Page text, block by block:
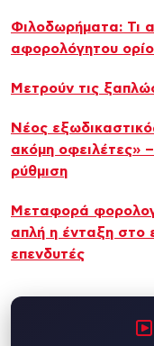
Φιλοδωρήματα: Τι
αφορολόγητου
Μετρούν τις
Νέος
ακόμη οφειλέτες»
ρύθμιση
Μεταφορά
απλή η ένταξη στο
επενδυτές